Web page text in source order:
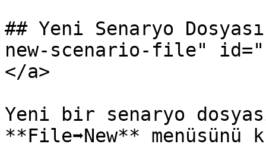
## Yeni Senaryo
new-scenario-file"
</a>
Yeni bir senaryo
**File➡️New** menüsünü